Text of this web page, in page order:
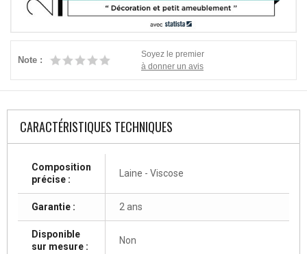
Note :
Soyez le premier
à donner un avis
CARACTÉRISTIQUES TECHNIQUES
Composition
précise :
Laine - Viscose
Garantie : 2 ans
Disponible
sur mesure :
Non